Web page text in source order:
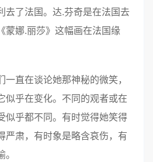
去了法国。达.芬奇是在法国去
蒙娜.丽莎》这幅画在法国缘
直在谈论她那神秘的微笑，
似乎在变化。不同的观者或在
似乎都不同。有时觉得她笑得
严肃，有时象是略含哀伤，有